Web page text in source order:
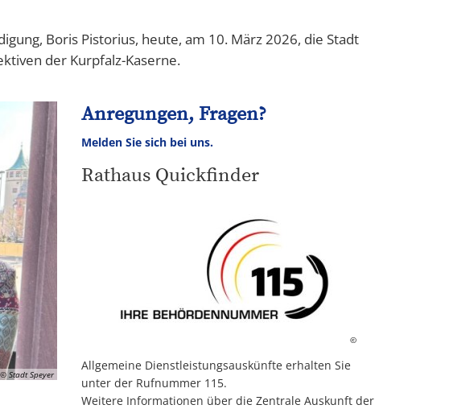
Boris Pistorius, heute, am 10. März 2026, die Stadt
der Kurpfalz-Kaserne.
© Stadt Speyer
Anregungen, Fragen?
Melden Sie sich bei uns.
Rathaus Quickfinder
©
Allgemeine Dienstleistungsauskünfte erhalten Sie
unter der Rufnummer 115.
Weitere Informationen über die Zentrale Auskunft der